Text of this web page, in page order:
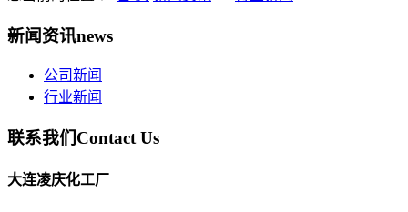
新闻资讯news
公司新闻
行业新闻
联系我们Contact Us
大连凌庆化工厂